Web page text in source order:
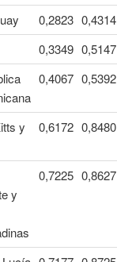
0,2823 0,4314
0,3349 0,5147
0,4067 0,5392
y
0,6172 0,8480
y
0,7225 0,8627